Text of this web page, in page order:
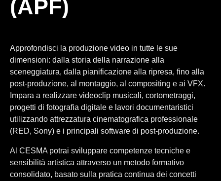
(APF)
Approfondisci la produzione video in tutte le sue
dimensioni: dalla storia della narrazione alla
sceneggiatura, dalla pianificazione alla ripresa, fino alla
post-produzione, al montaggio, al compositing e ai VFX.
Impara a realizzare videoclip musicali, cortometraggi,
progetti di fotografia digitale e lavori documentaristici
utilizzando attrezzatura cinematografica professionale
(RED, Sony) e i principali software di post-produzione.
Al CESMA potrai sviluppare competenze tecniche e
sensibilità artistica attraverso un metodo formativo
consolidato, basato sulla pratica continua dei concetti